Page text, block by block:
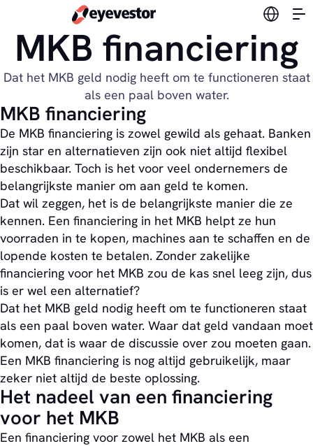
MKB financiering
Dat het MKB geld nodig heeft om te functioneren staat
als een paal boven water.
MKB financiering
De MKB financiering is zowel gewild als gehaat. Banken
zijn star en alternatieven zijn ook niet altijd flexibel
beschikbaar. Toch is het voor veel ondernemers de
belangrijkste manier om aan geld te komen.
Dat wil zeggen, het is de belangrijkste manier die ze
kennen. Een financiering in het MKB helpt ze hun
voorraden in te kopen, machines aan te schaffen en de
lopende kosten te betalen. Zonder zakelijke
financiering voor het MKB zou de kas snel leeg zijn, dus
is er wel een alternatief?
Dat het MKB geld nodig heeft om te functioneren staat
als een paal boven water. Waar dat geld vandaan moet
komen, dat is waar de discussie over zou moeten gaan.
Een MKB financiering is nog altijd gebruikelijk, maar
zeker niet altijd de beste oplossing.
Het nadeel van een financiering
voor het MKB
Een financiering voor zowel het MKB als een